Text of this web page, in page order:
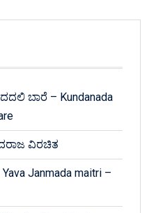
ಬಾರೆ – Kundanada
ವಿರಚಿತ
Janmada maitri –